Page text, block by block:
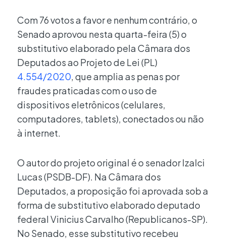
Com 76 votos a favor e nenhum contrário, o
Senado aprovou nesta quarta-feira (5) o
substitutivo elaborado pela Câmara dos
Deputados ao Projeto de Lei (PL)
4.554/2020 , que amplia as penas por
fraudes praticadas com o uso de
dispositivos eletrônicos (celulares,
computadores, tablets), conectados ou não
à internet.
O autor do projeto original é o senador Izalci
Lucas (PSDB-DF). Na Câmara dos
Deputados, a proposição foi aprovada sob a
forma de substitutivo elaborado deputado
federal Vinicius Carvalho (Republicanos-SP).
No Senado, esse substitutivo recebeu